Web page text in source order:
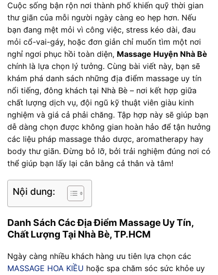
Cuộc sống bận rộn nơi thành phố khiến quỹ thời gian
thư giãn của mỗi người ngày càng eo hẹp hơn. Nếu
bạn đang mệt mỏi vì công việc, stress kéo dài, đau
mỏi cổ-vai-gáy, hoặc đơn giản chỉ muốn tìm một nơi
nghỉ ngơi phục hồi toàn diện, Massage Huyện Nhà Bè
chính là lựa chọn lý tưởng. Cùng bài viết này, bạn sẽ
khám phá danh sách những địa điểm massage uy tín
nổi tiếng, đông khách tại Nhà Bè – nơi kết hợp giữa
chất lượng dịch vụ, đội ngũ kỹ thuật viên giàu kinh
nghiệm và giá cả phải chăng. Tập hợp này sẽ giúp bạn
dễ dàng chọn được không gian hoàn hảo để tận hưởng
các liệu pháp massage thảo dược, aromatherapy hay
body thư giãn. Đừng bỏ lỡ, bởi trải nghiệm đúng nơi có
thể giúp bạn lấy lại cân bằng cả thân và tâm!
Nội dung:
Danh Sách Các Địa Điểm Massage Uy Tín,
Chất Lượng Tại Nhà Bè, TP.HCM
Ngày càng nhiều khách hàng ưu tiên lựa chọn các
MASSAGE HOA KIỀU hoặc spa chăm sóc sức khỏe uy